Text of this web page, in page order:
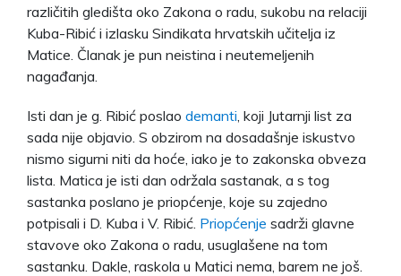
različitih gledišta oko Zakona o radu, sukobu na relaciji
Kuba-Ribić i izlasku Sindikata hrvatskih učitelja iz
Matice. Članak je pun neistina i neutemeljenih
nagađanja.
Isti dan je g. Ribić poslao demanti , koji Jutarnji list za
sada nije objavio. S obzirom na dosadašnje iskustvo
nismo sigurni niti da hoće, iako je to zakonska obveza
lista. Matica je isti dan održala sastanak, a s tog
sastanka poslano je priopćenje, koje su zajedno
potpisali i D. Kuba i V. Ribić. Priopćenje sadrži glavne
stavove oko Zakona o radu, usuglašene na tom
sastanku. Dakle, raskola u Matici nema, barem ne još.